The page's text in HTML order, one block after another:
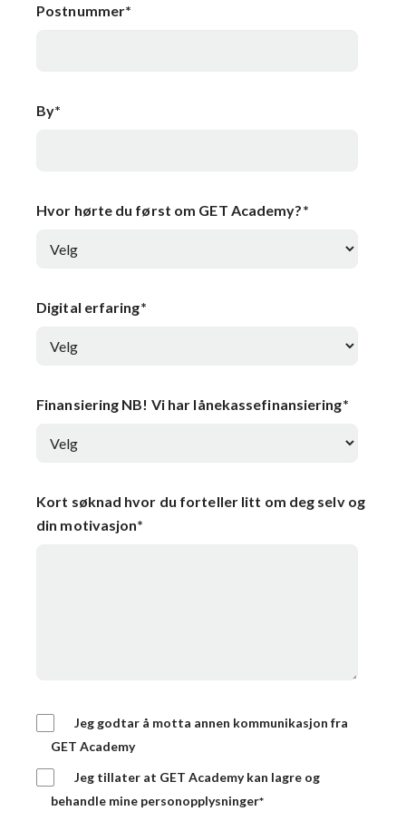
Postnummer*
By*
Hvor hørte du først om GET Academy?*
Digital erfaring*
Finansiering NB! Vi har lånekassefinansiering*
Kort søknad hvor du forteller litt om deg selv og
din motivasjon*
Jeg godtar å motta annen kommunikasjon fra
GET Academy
Jeg tillater at GET Academy kan lagre og
behandle mine personopplysninger*